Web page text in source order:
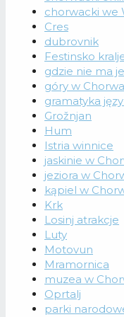
chorwacki we
Cres
dubrovnik
Festinsko
gdzie nie ma
góry w
gramatyka
Grožnjan
Hum
Istria winnice
jaskinie w
jeziora w
kąpiel w
Krk
Losinj atrakcje
Luty
Motovun
Mramornica
muzea w
Oprtalj
parki